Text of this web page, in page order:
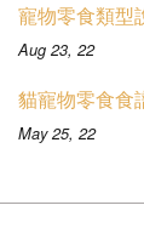
寵物零食類型
Aug 23, 22
貓寵物零食食
May 25, 22